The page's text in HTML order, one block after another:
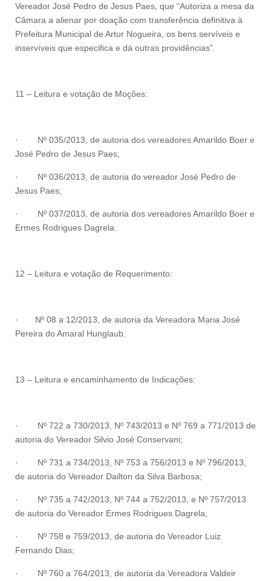
Vereador José Pedro de Jesus Paes, que “Autoriza a mesa da
Câmara a alienar por doação com transferência definitiva à
Prefeitura Municipal de Artur Nogueira, os bens servíveis e
inservíveis que especifica e dá outras providências”.
11 – Leitura e votação de Moções:
· Nº 035/2013, de autoria dos vereadores Amarildo Boer e
José Pedro de Jesus Paes;
· Nº 036/2013, de autoria do vereador José Pedro de
Jesus Paes;
· Nº 037/2013, de autoria dos vereadores Amarildo Boer e
Ermes Rodrigues Dagrela.
12 – Leitura e votação de Requerimento:
· Nº 08 a 12/2013, de autoria da Vereadora Maria José
Pereira do Amaral Hunglaub.
13 – Leitura e encaminhamento de Indicações:
· Nº 722 a 730/2013, Nº 743/2013 e Nº 769 a 771/2013 de
autoria do Vereador Silvio José Conservani;
· Nº 731 a 734/2013, Nº 753 a 756/2013 e Nº 796/2013,
de autoria do Vereador Dailton da Silva Barbosa;
· Nº 735 a 742/2013, Nº 744 a 752/2013, e Nº 757/2013
de autoria do Vereador Ermes Rodrigues Dagrela;
· Nº 758 e 759/2013, de autoria do Vereador Luiz
Fernando Dias;
· Nº 760 a 764/2013, de autoria da Vereadora Valdeir